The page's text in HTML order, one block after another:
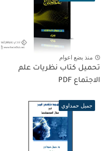
منذ بضع اعوام
تحميل كتاب نظريات علم
الاجتماع PDF
جميل حمداوي